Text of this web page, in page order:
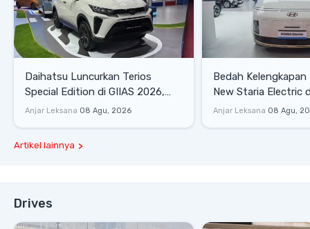
Daihatsu Luncurkan Terios
Special Edition di GIIAS 2026,
Stok Terbatas
Anjar Leksana 08 Agu, 2026
Bedah Kelengkapan
New Staria Electric
yang Dikenalkan di
Anjar Leksana 08 Agu,
Artikel lainnya
Drives